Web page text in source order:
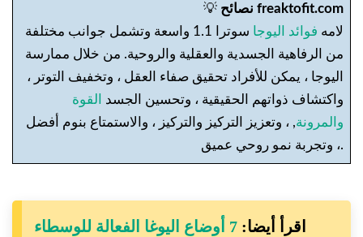
💡
نصائح freaktofit.com
لامه فوائد اليوجا
سوترا 1.1 واسعة وتشمل جوانب مختلفة
من الرفاهية الجسدية والعقلية والروحية. من خلال ممارسة
اليوجا ، يمكن للأفراد تحقيق صفاء العقل ، وتخفيف التوتر ،
واكتشاف ذواتهم الحقيقية ، وتحسين الجسد
القوة
والمرونة, ، وتعزيز التركيز والتركيز ، والاستمتاع بنوم أفضل
، وتجربة نمو روحي عميق.
اقرأ أيضا: 7 أوضاع اليوغا الفعالة للوسطاء